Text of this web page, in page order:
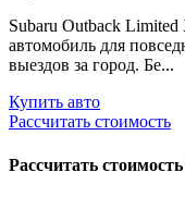
Subaru Outback Limited
автомобиль для
выездов за город. Бе...
Купить авто
Рассчитать стоимость
Рассчитать стоимость